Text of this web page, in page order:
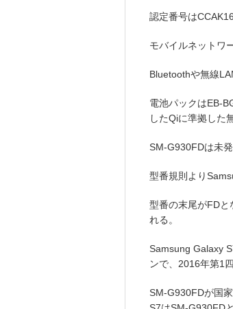
認定番号は
モバイルネットワ
Bluetoothや無線
電池パックはEB-
したQiに準拠した
SM-G930FDは未
型番規則より
型番の末尾がFDと
れる。
Samsung Galaxy
ンで、2016年第1
SM-G930FDが国